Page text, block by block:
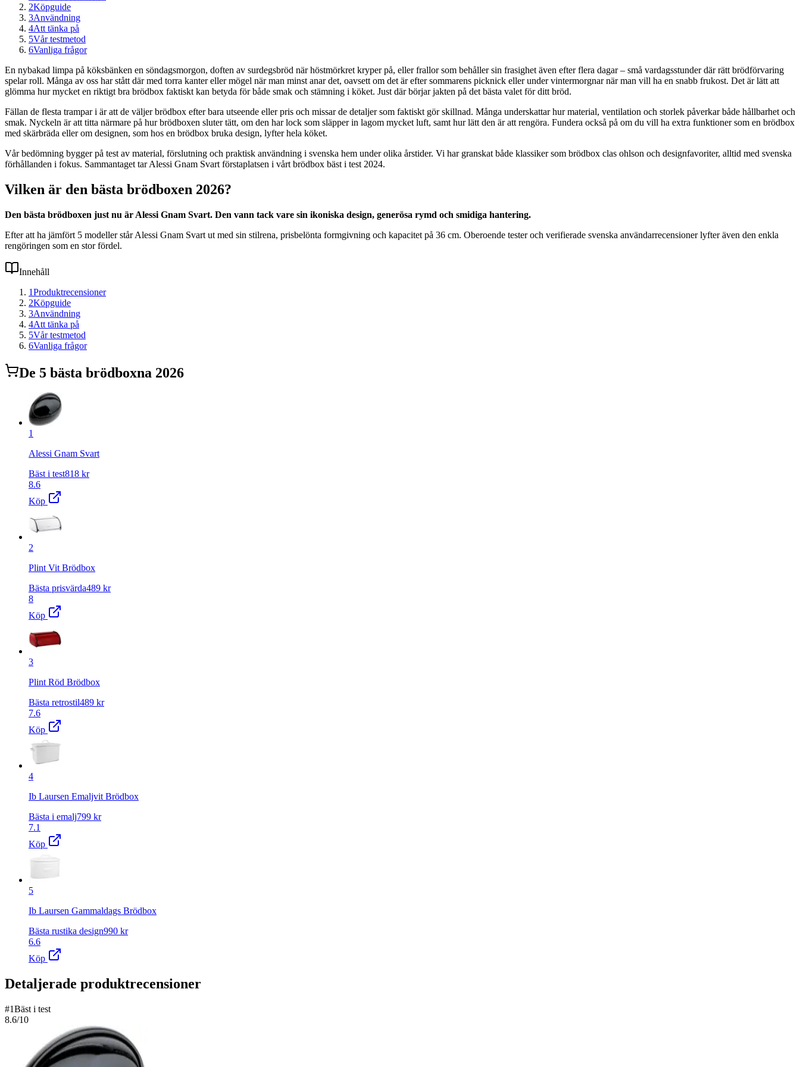
2Köpguide
3Användning
4Att tänka på
5Vår testmetod
6Vanliga frågor
En nybakad limpa på köksbänken en söndagsmorgon, doften av surdegsbröd när höstmörkret kryper på, eller frallor som behåller sin frasighet även efter flera dagar – små vardagsstunder där rätt brödförvaring
spelar roll. Många av oss har stått där med torra kanter eller mögel när man minst anar det, oavsett om det är efter sommarens picknick eller under vintermorgnar när man vill ha en snabb frukost. Det är lätt att
glömma hur mycket en riktigt bra brödbox faktiskt kan betyda för både smak och stämning i köket. Just där börjar jakten på det bästa valet för ditt bröd.
Fällan de flesta trampar i är att de väljer brödbox efter bara utseende eller pris och missar de detaljer som faktiskt gör skillnad. Många underskattar hur material, ventilation och storlek påverkar både hållbarhet och
smak. Nyckeln är att titta närmare på hur brödboxen sluter tätt, om den har lock som släpper in lagom mycket luft, samt hur lätt den är att rengöra. Fundera också på om du vill ha extra funktioner som en brödbox
med skärbräda eller om designen, som hos en brödbox bruka design, lyfter hela köket.
Vår bedömning bygger på test av material, förslutning och praktisk användning i svenska hem under olika årstider. Vi har granskat både klassiker som brödbox clas ohlson och designfavoriter, alltid med svenska
förhållanden i fokus. Sammantaget tar Alessi Gnam Svart förstaplatsen i vårt brödbox bäst i test 2024.
Vilken är den bästa brödboxen 2026?
Den bästa brödboxen just nu är Alessi Gnam Svart. Den vann tack vare sin ikoniska design, generösa rymd och smidiga hantering.
Efter att ha jämfört 5 modeller står Alessi Gnam Svart ut med sin stilrena, prisbelönta formgivning och kapacitet på 36 cm. Oberoende tester och verifierade svenska användarrecensioner lyfter även den enkla
rengöringen som en stor fördel.
Innehåll
1Produktrecensioner
2Köpguide
3Användning
4Att tänka på
5Vår testmetod
6Vanliga frågor
De 5 bästa brödboxna 2026
1
Alessi Gnam Svart
Bäst i test818 kr
8.6
Köp
2
Plint Vit Brödbox
Bästa prisvärda489 kr
8
Köp
3
Plint Röd Brödbox
Bästa retrostil489 kr
7.6
Köp
4
Ib Laursen Emaljvit Brödbox
Bästa i emalj799 kr
7.1
Köp
5
Ib Laursen Gammaldags Brödbox
Bästa rustika design990 kr
6.6
Köp
Detaljerade produktrecensioner
#1Bäst i test
8.6/10